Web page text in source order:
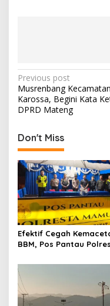
P
o
s
t
n
a
v
i
g
a
t
i
o
n
Previous post
Musrenbang Kecamatan
Karossa, Begini Kata
DPRD Mateng
Don't Miss
Efektif Cegah
BBM, Pos Pantau
SPBU Kali Mamuju